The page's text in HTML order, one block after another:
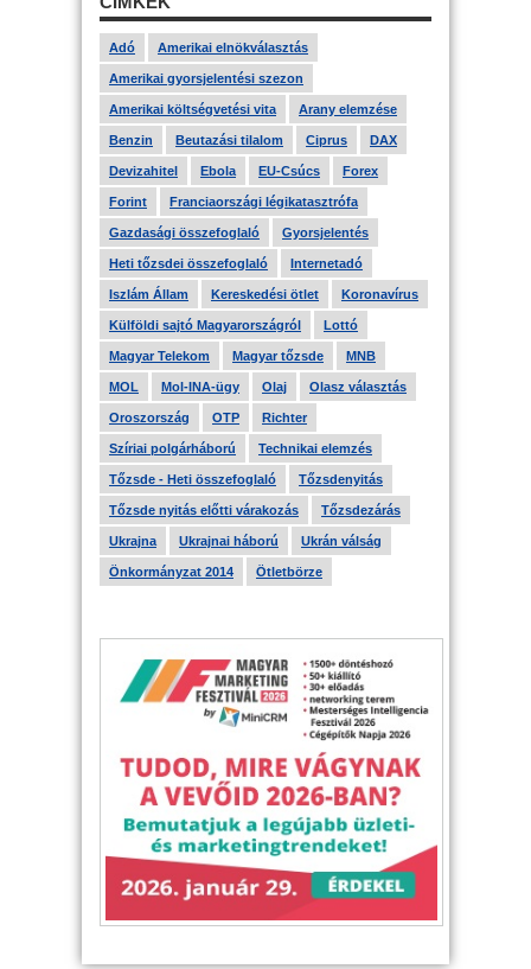
Adó Amerikai elnökválasztás
Amerikai gyorsjelentési szezon
Amerikai költségvetési vita Arany elemzése
Benzin Beutazási tilalom Ciprus DAX
Devizahitel Ebola EU-Csúcs Forex
Forint Franciaországi légikatasztrófa
Gazdasági összefoglaló Gyorsjelentés
Heti tőzsdei összefoglaló Internetadó
Iszlám Állam Kereskedési ötlet Koronavírus
Külföldi sajtó Magyarországról Lottó
Magyar Telekom Magyar tőzsde MNB
MOL Mol-INA-ügy Olaj Olasz választás
Oroszország OTP Richter
Szíriai polgárháború Technikai elemzés
Tőzsde - Heti összefoglaló Tőzsdenyitás
Tőzsde nyitás előtti várakozás Tőzsdezárás
Ukrajna Ukrajnai háború Ukrán válság
Önkormányzat 2014 Ötletbörze